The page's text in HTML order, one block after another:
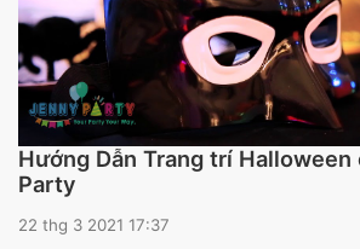
Hướng Dẫn Trang trí
Party
22 thg 3 2021 17:37